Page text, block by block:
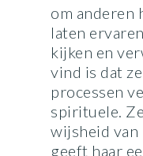
om anderen
laten
kijken en
vind is dat
processen
spirituele.
wijsheid van
geeft haar